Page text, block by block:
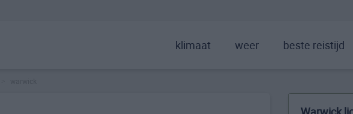
klimaat weer beste reistijd